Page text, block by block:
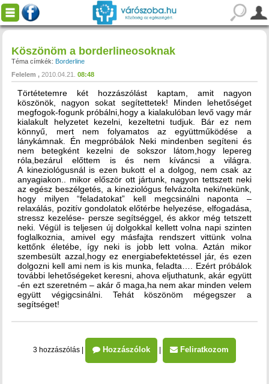
Köszönöm a borderlineosoknak
Téma címkék: Borderline
Felelem
2010.04.21. 08:48
Törtétetemre két hozzászólást kaptam, amit nagyon
köszönök, nagyon sokat segítettetek! Minden lehetőséget
megfogok-fogunk próbálni,hogy a kialakulóban levő vagy már
kialakult helyzetet kezelni, kezeltetni tudjuk. Bár ez nem
könnyű, mert nem folyamatos az együttműködése a
lánykámnak. Én megpróbálok Neki mindenben segíteni és
nem betegként kezelni de sokszor látom,hogy lepereg
róla,bezárul előttem is és nem kíváncsi a világra.
A kineziológusnál is ezen bukott el a dolgog, nem csak az
anyagiakon.. mikor először ott jártunk, nagyon tettszett neki
az egész beszélgetés, a kineziológus felvázolta neki/nekünk,
hogy milyen “feladatokat” kell megcsinálni naponta –
relaxálás, pozitív gondolatok előtérbe helyezése, elfogadása,
stressz kezelése- persze segítséggel, és akkor még tetszett
neki. Végül is teljesen új dolgokkal kellett volna napi szinten
foglalkoznia, amivel egy másfajta rendszert vittünk volna
kettőnk életébe, így neki is jobb lett volna. Aztán mikor
szembesült azzal,hogy ez energiabefektetéssel jár, és ezen
dolgozni kell ami nem is kis munka, feladta…. Ezért próbálok
további lehetőségeket keresni, ahova eljuthatunk, akár együtt
-én ezt szeretném – akár ő maga,ha nem akar minden velem
együtt végigcsinálni. Tehát köszönöm mégegszer a
segítséget!
3 hozzászólás Hozzászólok Feliratkozom